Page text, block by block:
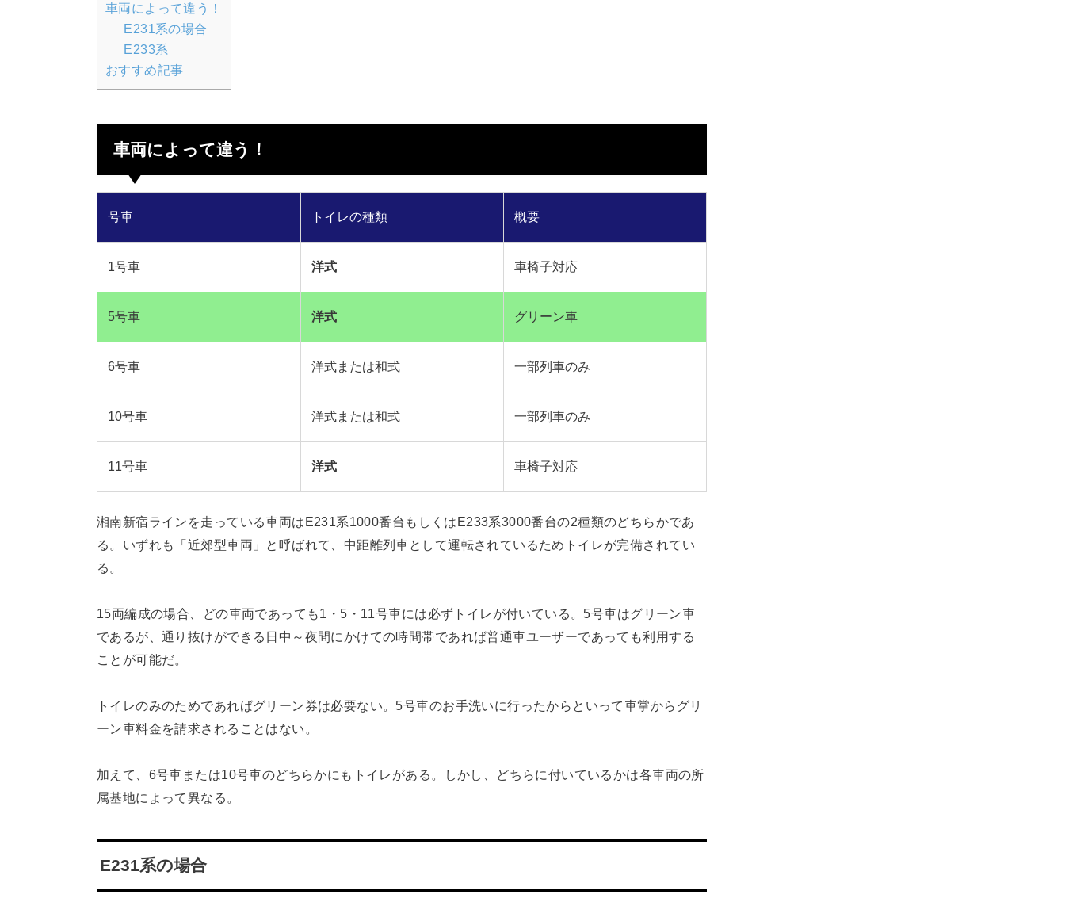
車両によって違う！
E231系の場合
E233系
おすすめ記事
車両によって違う！
号車 トイレの種類 概要
1号車 洋式 車椅子対応
5号車 洋式 グリーン車
6号車 洋式または和式 一部列車のみ
10号車 洋式または和式 一部列車のみ
11号車 洋式 車椅子対応
湘南新宿ラインを走っている車両はE231系1000番台もしくはE233系3000番台の2種類のどちらかであ
る。いずれも「近郊型車両」と呼ばれて、中距離列車として運転されているためトイレが完備されてい
る。
15両編成の場合、どの車両であっても1・5・11号車には必ずトイレが付いている。5号車はグリーン車
であるが、通り抜けができる日中～夜間にかけての時間帯であれば普通車ユーザーであっても利用する
ことが可能だ。
トイレのみのためであればグリーン券は必要ない。5号車のお手洗いに行ったからといって車掌からグリ
ーン車料金を請求されることはない。
加えて、6号車または10号車のどちらかにもトイレがある。しかし、どちらに付いているかは各車両の所
属基地によって異なる。
E231系の場合